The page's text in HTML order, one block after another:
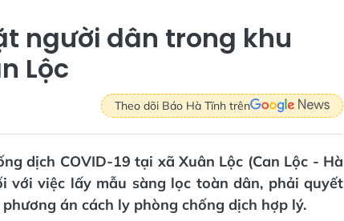
người dân trong khu
Lộc
Theo dõi Báo Hà Tĩnh trên
dịch COVID-19 tại xã Xuân Lộc (Can Lộc - Hà
với việc lấy mẫu sàng lọc toàn dân, phải quyết
án cách ly phòng chống dịch hợp lý.